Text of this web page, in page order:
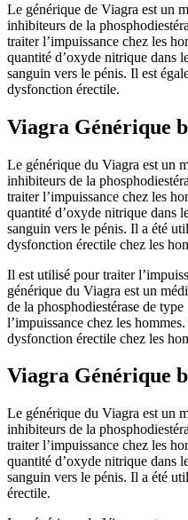
Le générique de Viagra est un
inhibiteurs de la
traiter l’impuissance chez les
quantité d’oxyde nitrique dans
sanguin vers le pénis. Il est
dysfonction érectile.
Viagra Générique
Le générique du Viagra est un
inhibiteurs de la
traiter l’impuissance chez les
quantité d’oxyde nitrique dans
sanguin vers le pénis. Il a été
dysfonction érectile chez les
Il est utilisé pour traiter
générique du Viagra est un
de la phosphodiestérase de
l’impuissance chez les
dysfonction érectile chez les
Viagra Générique
Le générique du Viagra est un
inhibiteurs de la
traiter l’impuissance chez les
quantité d’oxyde nitrique dans
sanguin vers le pénis. Il a été
érectile.